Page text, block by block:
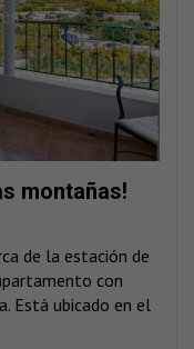
montañas!
de la estación de
con
Está ubicado en el